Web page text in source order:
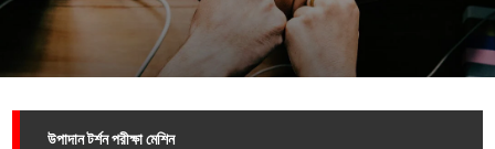
উপাদান টর্শন পরীক্ষা মেশিন